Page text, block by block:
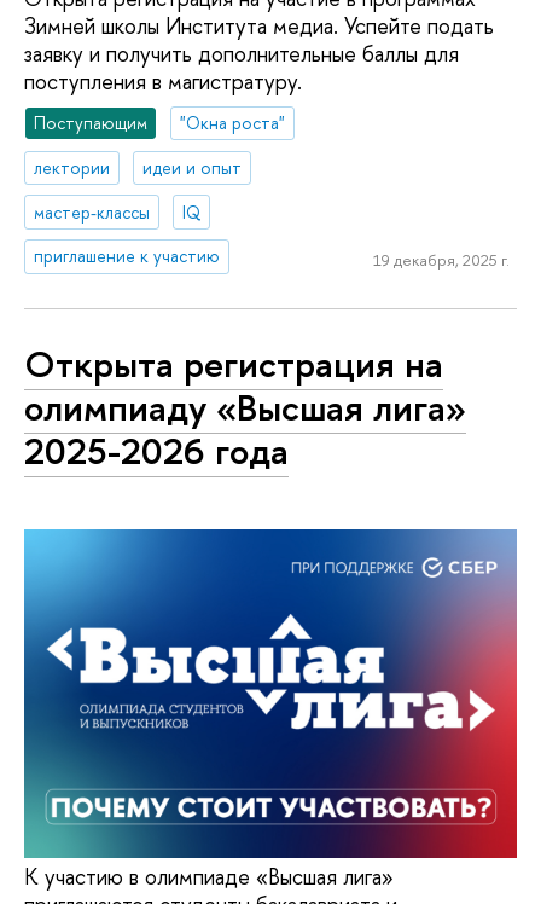
Зимней школы Института медиа. Успейте подать
заявку и получить дополнительные баллы для
поступления в магистратуру.
Поступающим
"Окна роста"
лектории
идеи и опыт
мастер-классы
IQ
приглашение к участию
19 декабря, 2025 г.
Открыта регистрация на
олимпиаду «Высшая лига»
2025-2026 года
К участию в олимпиаде «Высшая лига»